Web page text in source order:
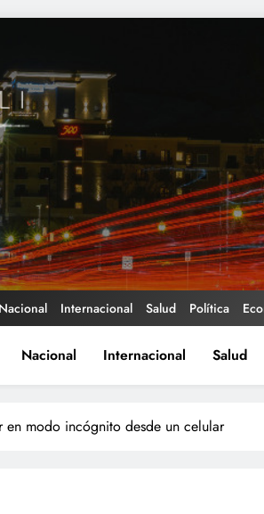
Nacional Internacional Salud Política
Nacional Internacional Salud
en modo incógnito desde un celular